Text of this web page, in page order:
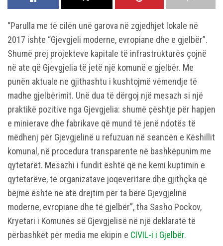
“Parulla me të cilën unë garova në zgjedhjet lokale në
2017 ishte “Gjevgjeli moderne, evropiane dhe e gjelbër”.
Shumë prej projekteve kapitale të infrastrukturës çojnë
në ate që Gjevgjelia të jetë një komunë e gjelbër. Me
punën aktuale ne gjithashtu i kushtojmë vëmendje të
madhe gjelbërimit. Unë dua të dërgoj një mesazh si një
praktikë pozitive nga Gjevgjelia: shumë çështje për hapjen
e minierave dhe fabrikave që mund të jenë ndotës të
mëdhenj për Gjevgjelinë u refuzuan në seancën e Këshillit
komunal, në procedura transparente në bashkëpunim me
qytetarët. Mesazhi i fundit është që ne kemi kuptimin e
qytetarëve, të organizatave joqeveritare dhe gjithçka që
bëjmë është në atë drejtim për ta bërë Gjevgjelinë
moderne, evropiane dhe të gjelbër”, tha Sasho Pockov,
Kryetari i Komunës së Gjevgjelisë në një deklaratë të
përbashkët për media me ekipin e CIVIL-i i Gjelbër.